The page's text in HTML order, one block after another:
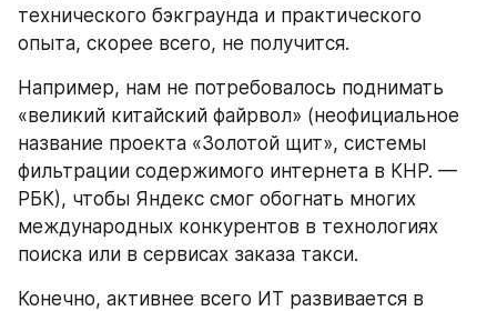
технического бэкграунда и практического
опыта, скорее всего, не получится.
Например, нам не потребовалось поднимать
«великий китайский файрвол» (неофициальное
название проекта «Золотой щит», системы
фильтрации содержимого интернета в КНР. —
РБК), чтобы Яндекс смог обогнать многих
международных конкурентов в технологиях
поиска или в сервисах заказа такси.
Конечно, активнее всего ИТ развивается в